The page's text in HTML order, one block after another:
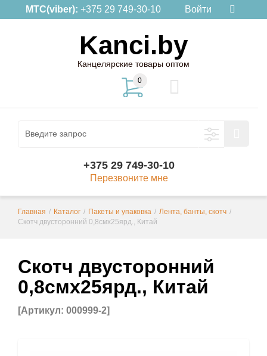
МТС(viber): +375 29 749-30-10 Войти
Kanci.by
Канцелярские товары оптом
0
+375 29 749-30-10
Перезвоните мне
Главная / Каталог / Пакеты и упаковка / Лента, банты, скотч /
Скотч двусторонний 0,8смх25ярд., Китай
Скотч двусторонний
0,8смх25ярд., Китай
[Артикул: 000999-2]